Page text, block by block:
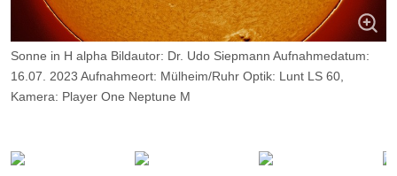
Sonne in H alpha Bildautor: Dr. Udo Siepmann Aufnahmedatum:
16.07. 2023 Aufnahmeort: Mülheim/Ruhr Optik: Lunt LS 60,
Kamera: Player One Neptune M